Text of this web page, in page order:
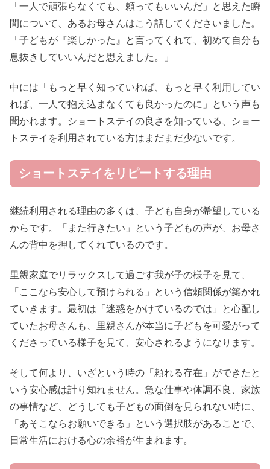
「一人で頑張らなくても、頼ってもいいんだ」と思えた瞬
間について、あるお母さんはこう話してくださいました。
「子どもが『楽しかった』と言ってくれて、初めて自分も
息抜きしていいんだと思えました。」
中には「もっと早く知っていれば、もっと早く利用してい
れば、一人で抱え込まなくても良かったのに」という声も
聞かれます。ショートステイの良さを知っている、ショー
トステイを利用されている方はまだまだ少ないです。
ショートステイをリピートする理由
継続利用される理由の多くは、子ども自身が希望している
からです。「また行きたい」という子どもの声が、お母さ
んの背中を押してくれているのです。
里親家庭でリラックスして過ごす我が子の様子を見て、
「ここなら安心して預けられる」という信頼関係が築かれ
ていきます。最初は「迷惑をかけているのでは」と心配し
ていたお母さんも、里親さんが本当に子どもを可愛がって
くださっている様子を見て、安心されるようになります。
そして何より、いざという時の「頼れる存在」ができたと
いう安心感は計り知れません。急な仕事や体調不良、家族
の事情など、どうしても子どもの面倒を見られない時に、
「あそこならお願いできる」という選択肢があることで、
日常生活における心の余裕が生まれます。